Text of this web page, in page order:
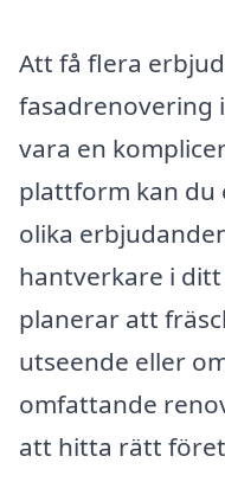
Att få flera
fasadrenovering
vara en
plattform kan du
olika
hantverkare i
planerar att
utseende eller
omfattande
att hitta rätt